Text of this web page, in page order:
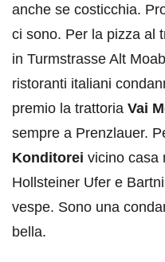
anche se costicchia.
ci sono. Per la pizza al
in Turmstrasse Alt
ristoranti italiani
premio la trattoria Vai
sempre a Prenzlauer.
Konditorei vicino casa
Hollsteiner Ufer e
vespe. Sono una
bella.